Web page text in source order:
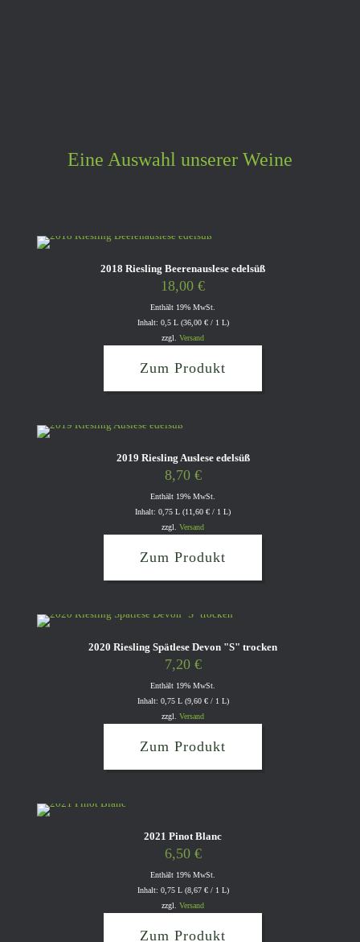
Eine Auswahl unserer Weine
2018 Riesling Beerenauslese edelsüß
18,00€
Enthält 19% MwSt.
Inhalt: 0,5 L (36,00 €/ 1 L)
zzgl.Versand
Zum Produkt
2019 Riesling Auslese edelsüß
8,70 €
Enthält 19% MwSt.
Inhalt: 0,75 L (11,60€ / 1 L)
zzgl.Versand
Zum Produkt
2020 Riesling Spätlese Devon "S" trocken
7,20 €
Enthält 19% MwSt.
Inhalt: 0,75 L (9,60 €/ 1 L)
zzgl.Versand
Zum Produkt
2021 Pinot Blanc
6,50 €
Enthält 19% MwSt.
Inhalt: 0,75 L (8,67 €/ 1 L)
zzgl.Versand
Zum Produkt